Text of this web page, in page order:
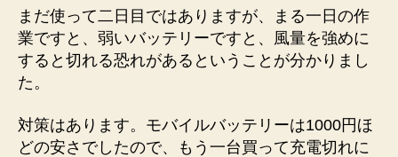
まだ使って二日目ではありますが、まる一日の作
業ですと、弱いバッテリーですと、風量を強めに
すると切れる恐れがあるということが分かりまし
た。
対策はあります。モバイルバッテリーは1000円ほ
どの安さでしたので、もう一台買って充電切れに